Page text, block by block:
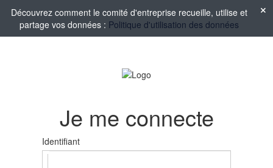
Découvrez comment le comité d'entreprise recueille, utilise et
partage vos données : Politique d'utilisation des données
Je me connecte
Identifiant